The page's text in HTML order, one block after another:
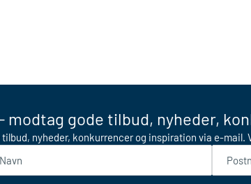
modtag gode tilbud, nyheder,
nyheder, konkurrencer og inspiration via e-mail.